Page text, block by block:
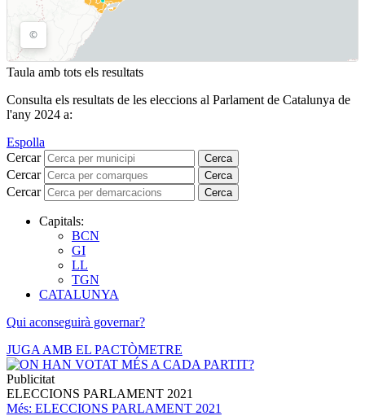
Taula amb tots els resultats
Consulta els resultats de les eleccions al Parlament de Catalunya de
l'any 2024 a:
Espolla
Cercar
Cerca
Cercar Cerca
Cercar Cerca
Capitals:
BCN
GI
LL
TGN
CATALUNYA
Qui aconseguirà governar?
JUGA AMB EL PACTÒMETRE
Publicitat
ELECCIONS PARLAMENT 2021
Més: ELECCIONS PARLAMENT 2021